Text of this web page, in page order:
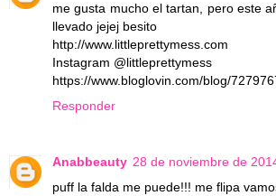
me gusta mucho el tartan, pero este
llevado jejej besito
http://www.littleprettymess.com
Instagram @littleprettymess
https://www.bloglovin.com/blog/
Responder
Anabbeauty 28 de noviembre de
puff la falda me puede!!! me flipa